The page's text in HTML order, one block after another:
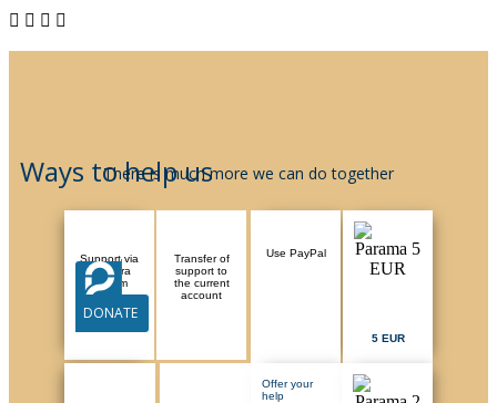
Ways to help us
There is much more we can do together
Support via
Paysera
system
DONATE
Transfer of
support to
the current
account
Use PayPal
5 EUR
Offer your
help